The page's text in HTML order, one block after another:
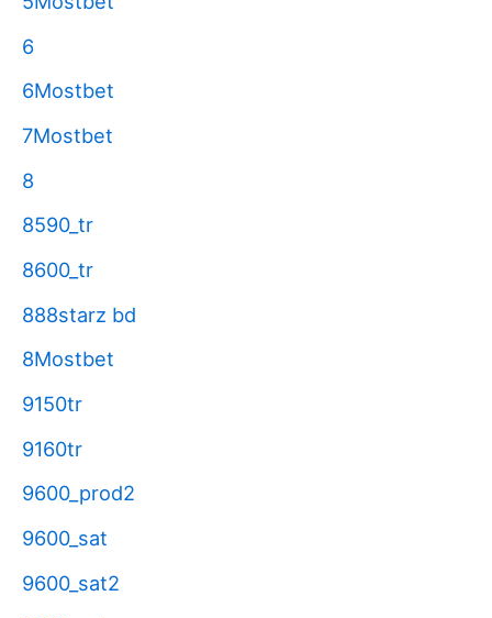
6
6Mostbet
7Mostbet
8
8590_tr
8600_tr
888starz bd
8Mostbet
9150tr
9160tr
9600_prod2
9600_sat
9600_sat2